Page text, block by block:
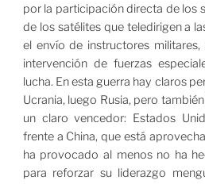
por la participación directa de los
de los satélites que teledirigen a
el envío de instructores
intervención de fuerzas
lucha. En esta guerra hay claros
Ucrania, luego Rusia, pero
un claro vencedor: Estados
frente a China, que está
ha provocado al menos no ha
para reforzar su liderazgo